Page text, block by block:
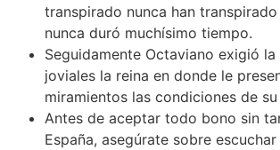
transpirado nunca han
nunca duró muchísimo tiempo.
Seguidamente Octaviano exigió
joviales la reina en donde le
miramientos las condiciones de
Antes de aceptar todo bono sin
España, asegúrate sobre